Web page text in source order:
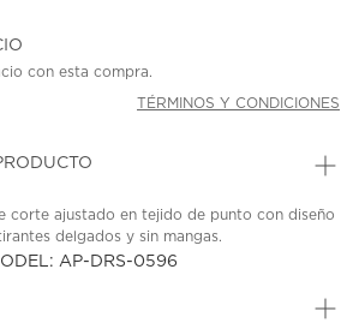
con esta compra.
TÉRMINOS Y CONDICIONES
corte ajustado en tejido de punto con diseño
delgados y sin mangas.
AP-DRS-0596